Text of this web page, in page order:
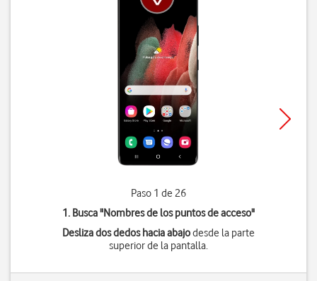
Paso 1 de 26
1. Busca "Nombres de los puntos de acceso"
Desliza dos dedos hacia abajodesde la parte
superior de la pantalla.